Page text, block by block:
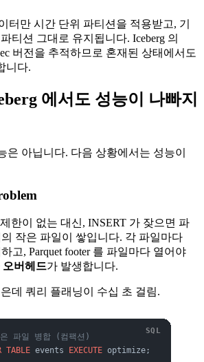
터만 시간 단위 파티션을 적용받고, 기
티션 그대로 유지됩니다. Iceberg 의
버전을 추적하므로 혼재된 상태에서도
니다.
에서도 성능이 나빠지
은 아닙니다. 다음 상황에서는 성능이
한이 없는 대신, INSERT 가 잦으면 파
작은 파일이 쌓입니다. 각 파일마다
고, Parquet footer 를 파일마다 열어야
오버헤드가 발생합니다.
데 쿼리 플래닝이 수십 초 걸림.
파일 병합 (컴팩션)
TABLE events EXECUTE optimize;